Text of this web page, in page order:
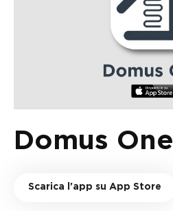
Domus One
Scarica l'app su App Store